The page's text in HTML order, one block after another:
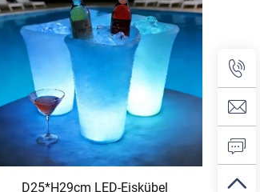
D25*H29cm LED-Eiskübel